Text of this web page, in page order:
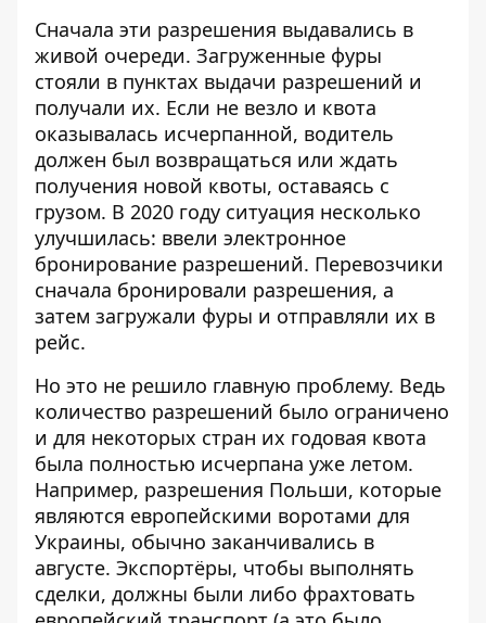
Сначала эти разрешения выдавались в
живой очереди. Загруженные фуры
стояли в пунктах выдачи разрешений и
получали их. Если не везло и квота
оказывалась исчерпанной, водитель
должен был возвращаться или ждать
получения новой квоты, оставаясь с
грузом. В 2020 году ситуация несколько
улучшилась: ввели электронное
бронирование разрешений. Перевозчики
сначала бронировали разрешения, а
затем загружали фуры и отправляли их в
рейс.
Но это не решило главную проблему. Ведь
количество разрешений было ограничено
и для некоторых стран их годовая квота
была полностью исчерпана уже летом.
Например, разрешения Польши, которые
являются европейскими воротами для
Украины, обычно заканчивались в
августе. Экспортёры, чтобы выполнять
сделки, должны были либо фрахтовать